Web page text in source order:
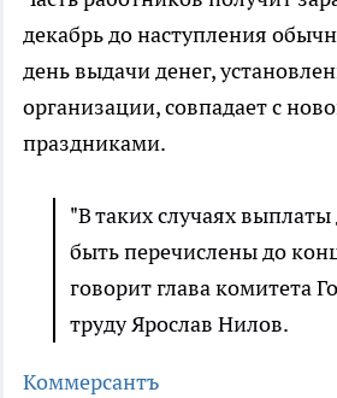
декабрь до наступления
день выдачи денег,
организации, совпадает с
праздниками.
"В таких случаях
быть перечислены до
говорит глава комитета
труду Ярослав Нилов.
Коммерсантъ